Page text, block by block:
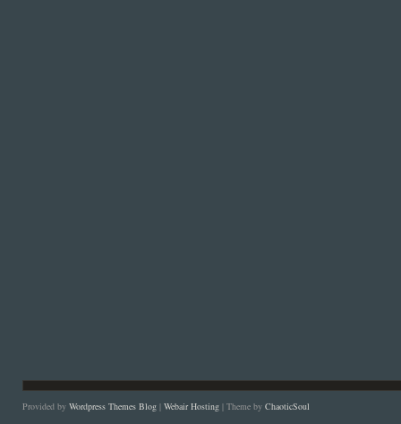
Provided by Wordpress Themes Blog | Webair Hosting | Theme by ChaoticSoul